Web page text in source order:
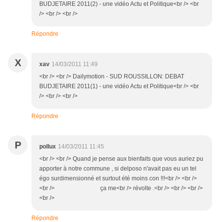
BUDJETAIRE 2011(2) - une vidéo Actu et Politique<br /> <br
/> <br /> <br />
Répondre
X xav 14/03/2011 11:49
<br /> <br /> Dailymotion - SUD ROUSSILLON: DEBAT
BUDJETAIRE 2011(1) - une vidéo Actu et Politique<br /> <br
/> <br /> <br />
Répondre
P pollux 14/03/2011 11:45
<br /> <br /> Quand je pense aux bienfaits que vous auriez pu
apporter à notre commune , si delposo n'avait pas eu un tel
égo surdimensionné et surtout été moins con !!!<br /> <br />
<br /> ça me<br /> révolte .<br /> <br /> <br />
<br />
Répondre